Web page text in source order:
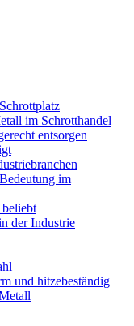
im Schrotthandel
entsorgen
im
der Industrie
und hitzebeständig